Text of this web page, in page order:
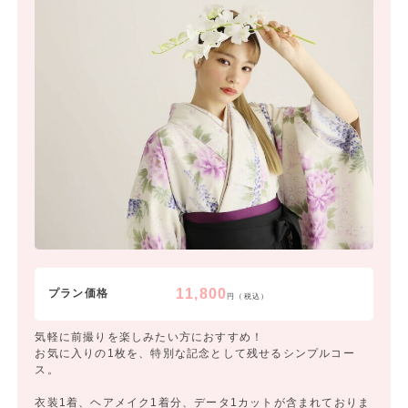
プラン価格 11,800円（税込）
気軽に前撮りを楽しみたい方におすすめ！
お気に入りの1枚を、特別な記念として残せるシンプルコー
ス。
衣装1着、ヘアメイク1着分、データ1カットが含まれておりま